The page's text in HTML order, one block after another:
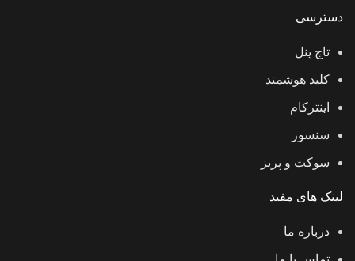
دسترسی
تاچ پنل
کلید هوشمند
اینترکام
سنسور
سوکت و پریز
لینک های مفید
درباره ما